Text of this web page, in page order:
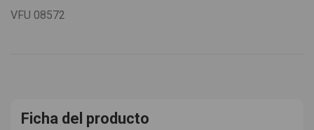
VFU 08572
Ficha del producto